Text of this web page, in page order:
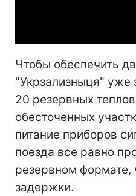
Чтобы обеспечить
"Укрзализныця" уже
20 резервных
обесточенных
питание приборов
поезда все равно
резервном формате,
задержки.